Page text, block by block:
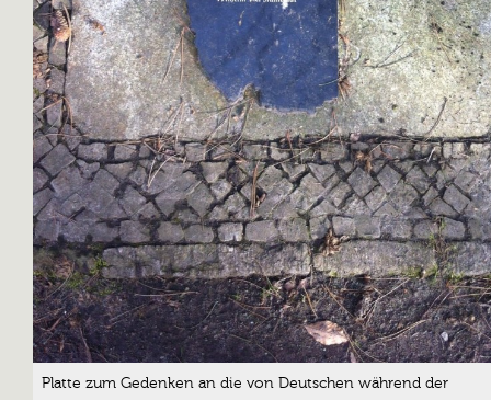
Platte zum Gedenken an die von Deutschen während der